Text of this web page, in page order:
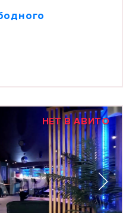
НЕТ В АВИТО